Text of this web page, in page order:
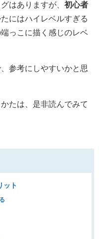
はありますが、 初心者
にはハイレベルすぎる
っこに描く感じのレベ
参考にしやすいかと思
たは、是非読んでみて
ット